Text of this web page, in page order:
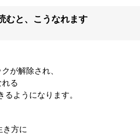
むと、こうなれます
が解除され、
れる
るようになります。
き方に